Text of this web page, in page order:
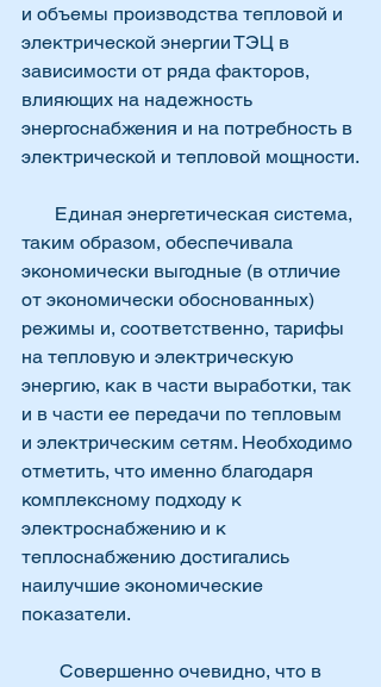
и объемы производства тепловой и
электрической энергии ТЭЦ в
зависимости от ряда факторов,
влияющих на надежность
энергоснабжения и на потребность в
электрической и тепловой мощности.
таким образом, обеспечивала
экономически выгодные (в отличие
от экономически обоснованных)
режимы и, соответственно, тарифы
на тепловую и электрическую
энергию, как в части выработки, так
и в части ее передачи по тепловым
и электрическим сетям. Необходимо
отметить, что именно благодаря
комплексному подходу к
электроснабжению и к
теплоснабжению достигались
наилучшие экономические
показатели.